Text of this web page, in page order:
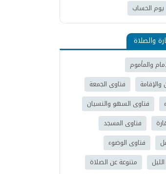
يوم الحساب
والصلاة
والمأموم
والإقامة
فتاوى الجمعة
فتاوى السهو والنسيان
فتاوى المسجد
فتاوى الوضوء
متنوعة عن الصلاة